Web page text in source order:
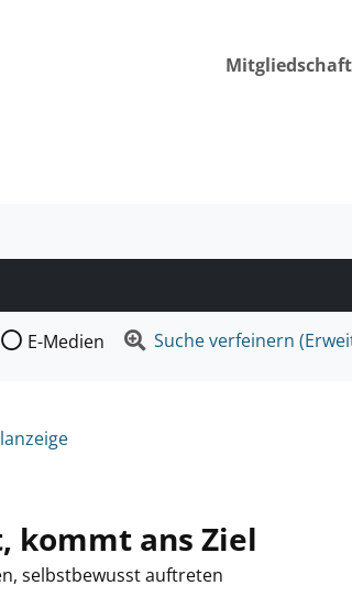
Mitgliedschaft
Sie suchen wollen.
E-Medien Suche verfeinern
kommt ans Ziel
selbstbewusst auftreten